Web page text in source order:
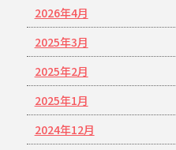
2026年4月
2025年3月
2025年2月
2025年1月
2024年12月